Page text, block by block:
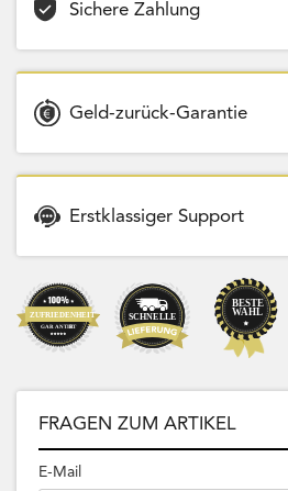
Sichere Zahlung
Geld-zurück-Garantie
Erstklassiger Support
FRAGEN ZUM ARTIKEL
E-Mail